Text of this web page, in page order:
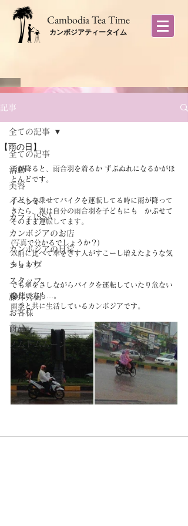
​Cambodia Tea Time
カンボジアティータイム
記事
全ての記事
活動
美容
イベント
カフェISSA
カンボジアのお店
カンボジアの日常
ショップ
スタッフ
藤井秀樹
お客様
商品
ノムトムムーン
全ての記事
【雨の日】
雨が降ると、雨合羽を着るか ずぶぬれになるかがほ
とんどです。
子どもを乗せてバイクを運転してる時に雨が降って
きたら、親は自分の雨合羽を子どもにも　かぶせて
そのまま運転してます。
(写真で分かるでしょうか？)
以前に比べて傘をさす人がすこーし増えたような気
もします。
でも傘をさしながらバイクを運転していたり危ない
😱使い方も…。
雨季と共に生活しているカンボジアです。